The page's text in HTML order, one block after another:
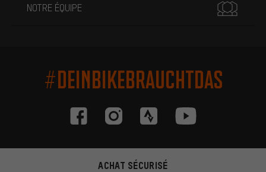
NOTRE ÉQUIPE
#DEINBIKEBRAUCHTDAS
ACHAT SÉCURISÉ